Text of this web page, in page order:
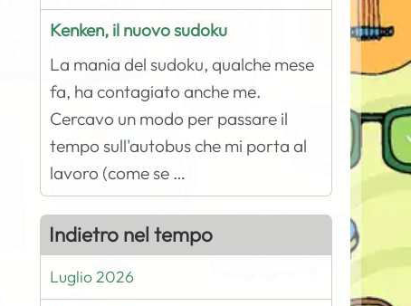
Kenken, il nuovo sudoku
La mania del sudoku, qualche mese
fa, ha contagiato anche me.
Cercavo un modo per passare il
tempo sull'autobus che mi porta al
lavoro (come se …
Indietro nel tempo
Luglio 2026